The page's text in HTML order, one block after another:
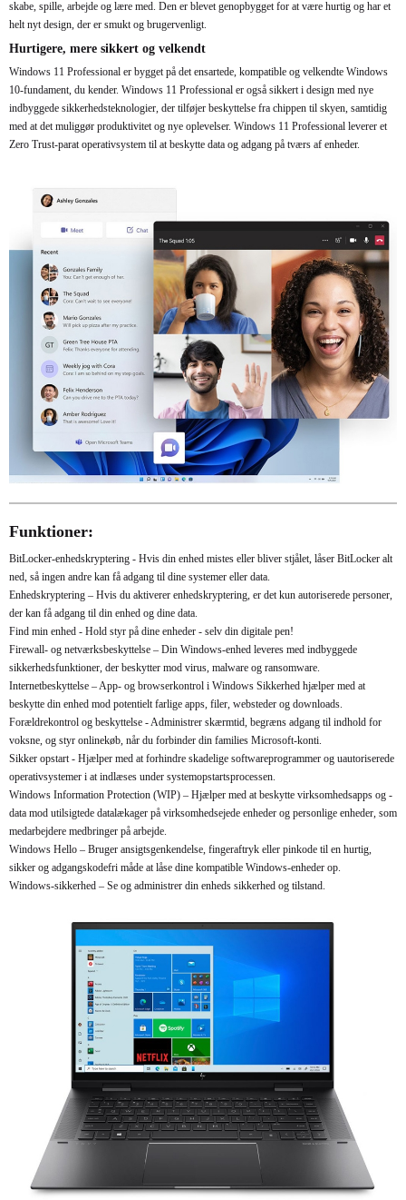
skabe, spille, arbejde og lære med. Den er blevet genopbygget for at være hurtig og har et
helt nyt design, der er smukt og brugervenligt.
Hurtigere, mere sikkert og velkendt
Windows 11 Professional er bygget på det ensartede, kompatible og velkendte Windows
10-fundament, du kender. Windows 11 Professional er også sikkert i design med nye
indbyggede sikkerhedsteknologier, der tilføjer beskyttelse fra chippen til skyen, samtidig
med at det muliggør produktivitet og nye oplevelser. Windows 11 Professional leverer et
Zero Trust-parat operativsystem til at beskytte data og adgang på tværs af enheder.
Funktioner:
BitLocker-enhedskryptering - Hvis din enhed mistes eller bliver stjålet, låser BitLocker alt
ned, så ingen andre kan få adgang til dine systemer eller data.
Enhedskryptering – Hvis du aktiverer enhedskryptering, er det kun autoriserede personer,
der kan få adgang til din enhed og dine data.
Find min enhed - Hold styr på dine enheder - selv din digitale pen!
Firewall- og netværksbeskyttelse – Din Windows-enhed leveres med indbyggede
sikkerhedsfunktioner, der beskytter mod virus, malware og ransomware.
Internetbeskyttelse – App- og browserkontrol i Windows Sikkerhed hjælper med at
beskytte din enhed mod potentielt farlige apps, filer, websteder og downloads.
Forældrekontrol og beskyttelse - Administrer skærmtid, begræns adgang til indhold for
voksne, og styr onlinekøb, når du forbinder din families Microsoft-konti.
Sikker opstart - Hjælper med at forhindre skadelige softwareprogrammer og uautoriserede
operativsystemer i at indlæses under systemopstartsprocessen.
Windows Information Protection (WIP) – Hjælper med at beskytte virksomhedsapps og -
data mod utilsigtede datalækager på virksomhedsejede enheder og personlige enheder, som
medarbejdere medbringer på arbejde.
Windows Hello – Bruger ansigtsgenkendelse, fingeraftryk eller pinkode til en hurtig,
sikker og adgangskodefri måde at låse dine kompatible Windows-enheder op.
Windows-sikkerhed – Se og administrer din enheds sikkerhed og tilstand.